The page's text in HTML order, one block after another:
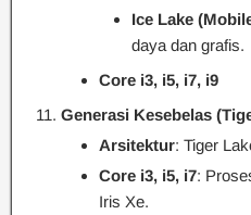
Ice Lake
daya dan grafis.
Core i3, i5, i7, i9
Generasi Kesebelas
Arsitektur: Tiger
Core i3, i5, i7:
Iris Xe.